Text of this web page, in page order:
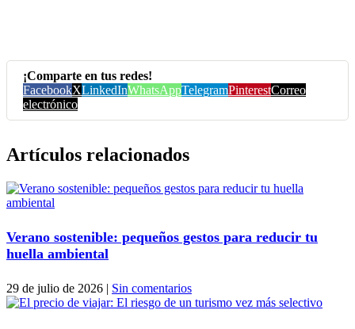
¡Comparte en tus redes!
FacebookXLinkedInWhatsAppTelegramPinterestCorreo
electrónico
Artículos relacionados
Verano sostenible: pequeños gestos para reducir tu
huella ambiental
29 de julio de 2026 | Sin comentarios